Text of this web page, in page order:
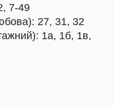
7-49
27, 31, 32
1а, 1б, 1в,